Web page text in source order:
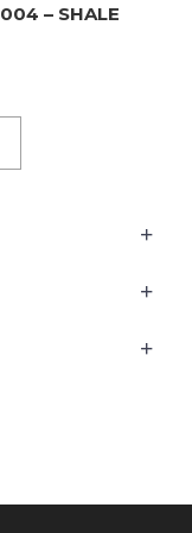
004 – SHALE
+
+
+